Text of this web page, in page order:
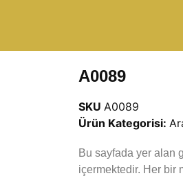
A0089
SKU A0089
Ürün Kategorisi:
Bu sayfada yer alan
içermektedir. Her bir